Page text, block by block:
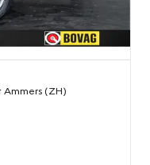
Ammers (ZH)